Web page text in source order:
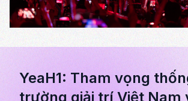
YeaH1: Tham vọng
trường giải trí Việt Nam